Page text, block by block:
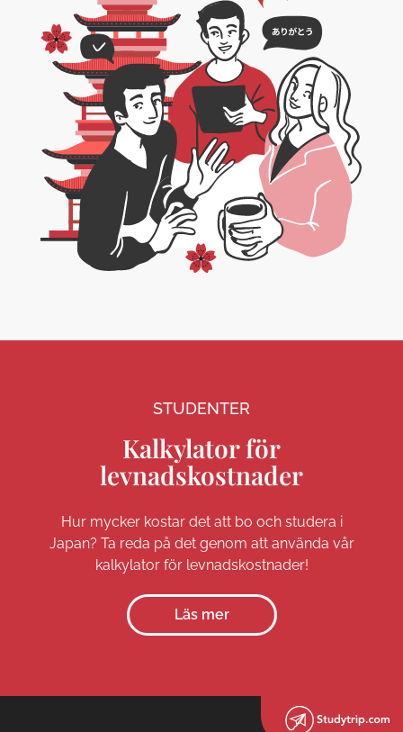
STUDENTER
Kalkylator för
levnadskostnader
Hur mycker kostar det att bo och studera i
Japan? Ta reda på det genom att använda vår
kalkylator för levnadskostnader!
Läs mer